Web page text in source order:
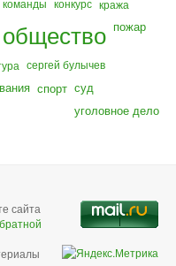
команды конкурс кража
общество пожар
сергей булычев
спорт суд
уголовное дело
сайта